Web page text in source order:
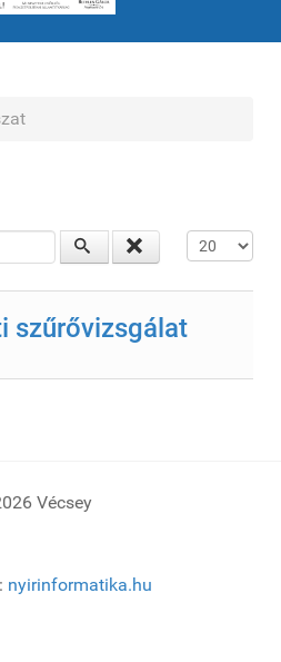
Tételek #
szűrővizsgálat
Vécsey
nyirinformatika.hu